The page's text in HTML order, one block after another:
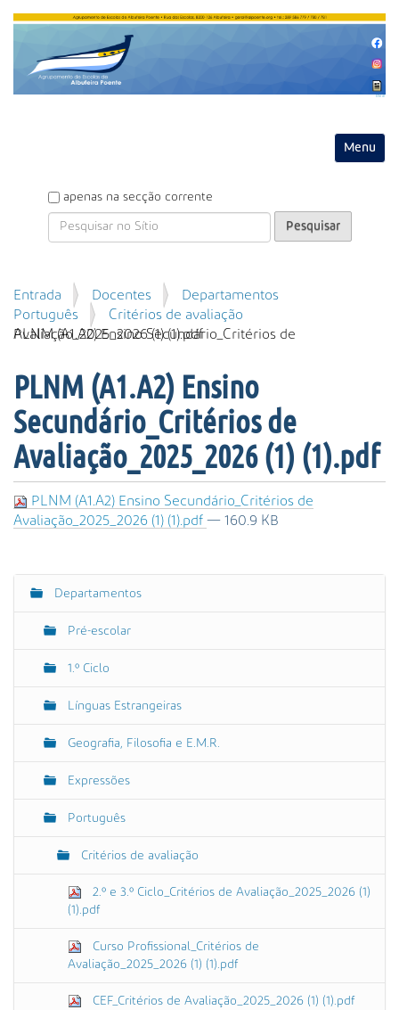
Toggle
P
e
i
s
a
apenas na secção corrente
P
e
s
a
A
v
a
n
ç
Entrada Docentes
Departamentos
Português
Critérios de avaliação
PLNM (A1.A2) Ensino Secundário_Critérios de Avaliação_2025_2026 (1) (1).pdf
PLNM (A1.A2) Ensino
Secundário_Critérios de
Avaliação_2025_2026 (1) (1).pdf
PLNM (A1.A2) Ensino Secundário_Critérios de
Avaliação_2025_2026 (1) (1).pdf — 160.9 KB
N
Departamentos
Pré-escolar
1.º Ciclo
Línguas Estrangeiras
Geografia, Filosofia e E.M.R.
Expressões
Português
Critérios de avaliação
2.º e 3.º Ciclo_Critérios de Avaliação_2025_2026 (1)
(1).pdf
Curso Profissional_Critérios de
Avaliação_2025_2026 (1) (1).pdf
CEF_Critérios de Avaliação_2025_2026 (1) (1).pdf